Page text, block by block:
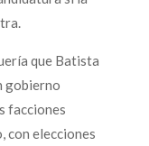
que Batista
gobierno
facciones
con elecciones